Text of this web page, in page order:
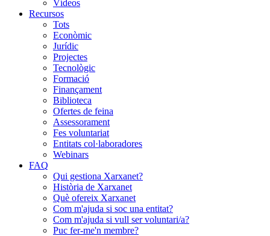
Vídeos
Recursos
Tots
Econòmic
Jurídic
Projectes
Tecnològic
Formació
Finançament
Biblioteca
Ofertes de feina
Assessorament
Fes voluntariat
Entitats col·laboradores
Webinars
FAQ
Qui gestiona Xarxanet?
Història de Xarxanet
Què ofereix Xarxanet
Com m'ajuda si soc una entitat?
Com m'ajuda si vull ser voluntari/a?
Puc fer-me'n membre?